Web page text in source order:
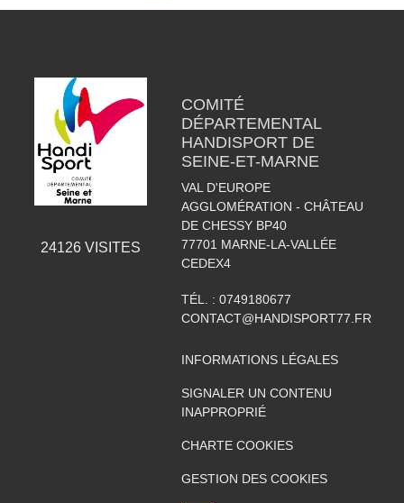
24126VISITES
COMITÉ
DÉPARTEMENTAL
HANDISPORT DE
SEINE-ET-MARNE
VAL D'EUROPE
AGGLOMÉRATION - CHÂTEAU
DE CHESSY BP40
77701 MARNE-LA-VALLÉE
CEDEX4
TÉL. : 0749180677
CONTACT@HANDISPORT77.FR
INFORMATIONS LÉGALES
SIGNALER UN CONTENU
INAPPROPRIÉ
CHARTE COOKIES
GESTION DES COOKIES